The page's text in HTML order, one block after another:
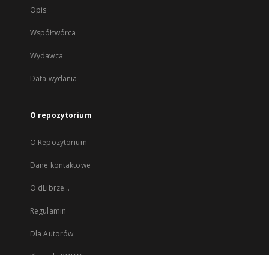
Opis
Współtwórca
Wydawca
Data wydania
O repozytorium
O Repozytorium
Dane kontaktowe
O dLibrze...
Regulamin
Dla Autorów